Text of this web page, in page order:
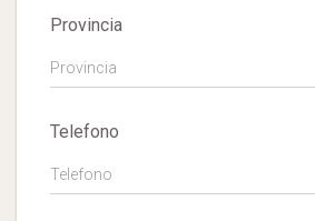
Provincia
Telefono